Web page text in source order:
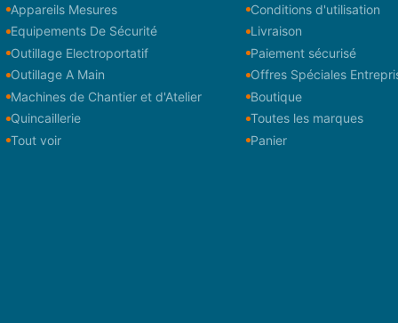
Appareils Mesures
Equipements De Sécurité
Outillage Electroportatif
Outillage A Main
Machines de Chantier et d'Atelier
Quincaillerie
Tout voir
Conditions d'utilisation
Livraison
Paiement sécurisé
Offres Spéciales
Boutique
Toutes les marques
Panier